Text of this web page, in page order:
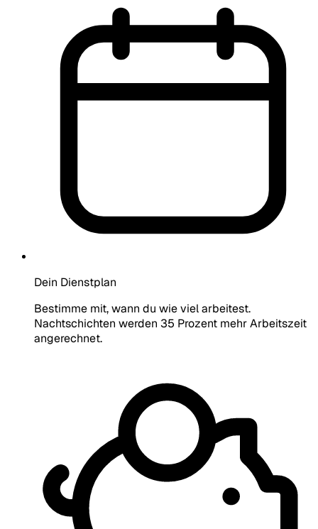
Dein Dienstplan
Bestimme mit, wann du wie viel arbeitest.
Nachtschichten werden 35 Prozent mehr Arbeitszeit
angerechnet.